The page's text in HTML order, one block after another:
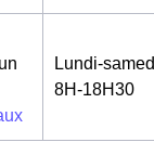
Lundi-
8H-18H30